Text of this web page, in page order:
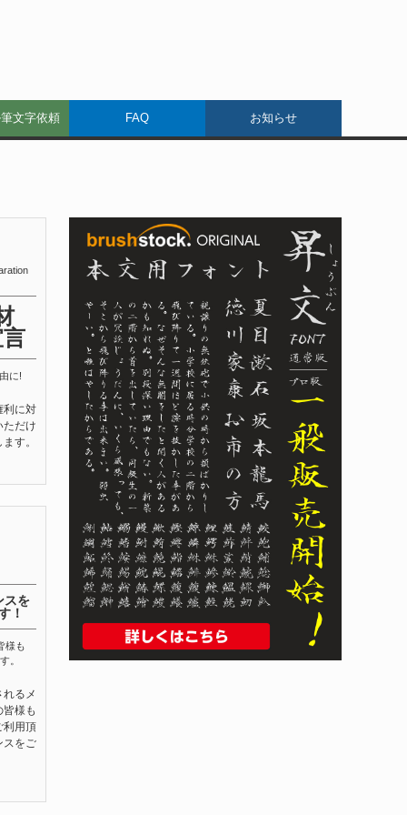
文字依頼 FAQ お知らせ
に!
利に対
ただけ
す。
スを
！
様も
。
るメ
様も
利用頂
スをご